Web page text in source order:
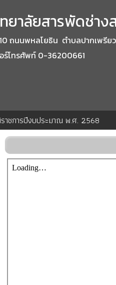
ยาลัยสารพัดช่าง
ถนนพหลโยธิน ตำบลปากเพรีย
ร์โทรศัพท์ 0-36200661
าชการปีงบประมาณ พ.ศ. 2568